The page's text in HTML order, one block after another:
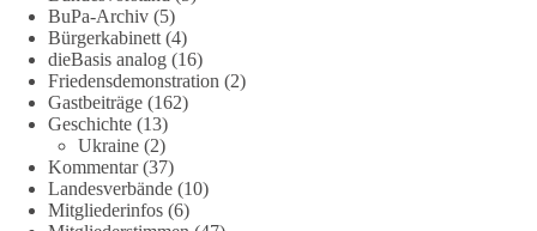
„Wir brauchen dringend wettbewerbsfähige Energiepreise und
eine ideologiefreie Diskussion“, meint der Demokratie-
Bestatter.
Wie siehst du das?
🤝 Jetzt Politik für die Menschen mitgestalten:
https://diebasis.de/mitgliedschaft/
BuPa-Archiv (5)
Bürgerkabinett (4)
dieBasis analog (16)
Friedensdemonstration (2)
Gastbeiträge (162)
Geschichte (13)
Ukraine (2)
Kommentar(37)
Landesverbände (10)
Mitgliederinfos (6)